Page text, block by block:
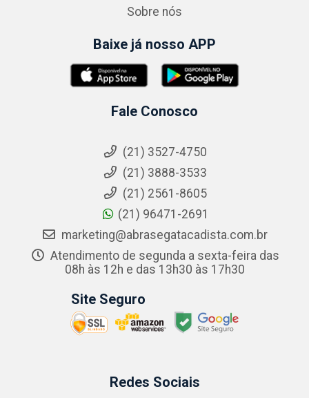
Sobre nós
Baixe já nosso APP
Fale Conosco
(21) 3527-4750
(21) 3888-3533
(21) 2561-8605
(21) 96471-2691
marketing@abrasegatacadista.com.br
Atendimento de segunda a sexta-feira das
08h às 12h e das 13h30 às 17h30
Site Seguro
Redes Sociais